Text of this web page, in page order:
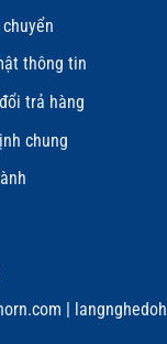
thông tin
trả hàng
chung
|